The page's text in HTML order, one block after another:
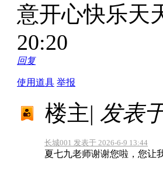
意开心快乐天
20:20
回复
使用道具 举报
楼主| 发表
长城001 发表于 2026-6-9 13:44
夏七九老师谢谢您啦，您让